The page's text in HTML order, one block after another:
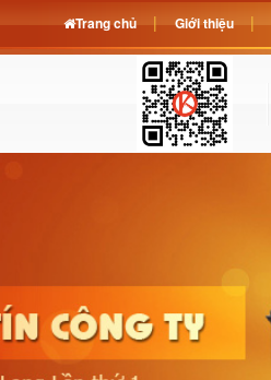
Trang chủ Giới thiệu